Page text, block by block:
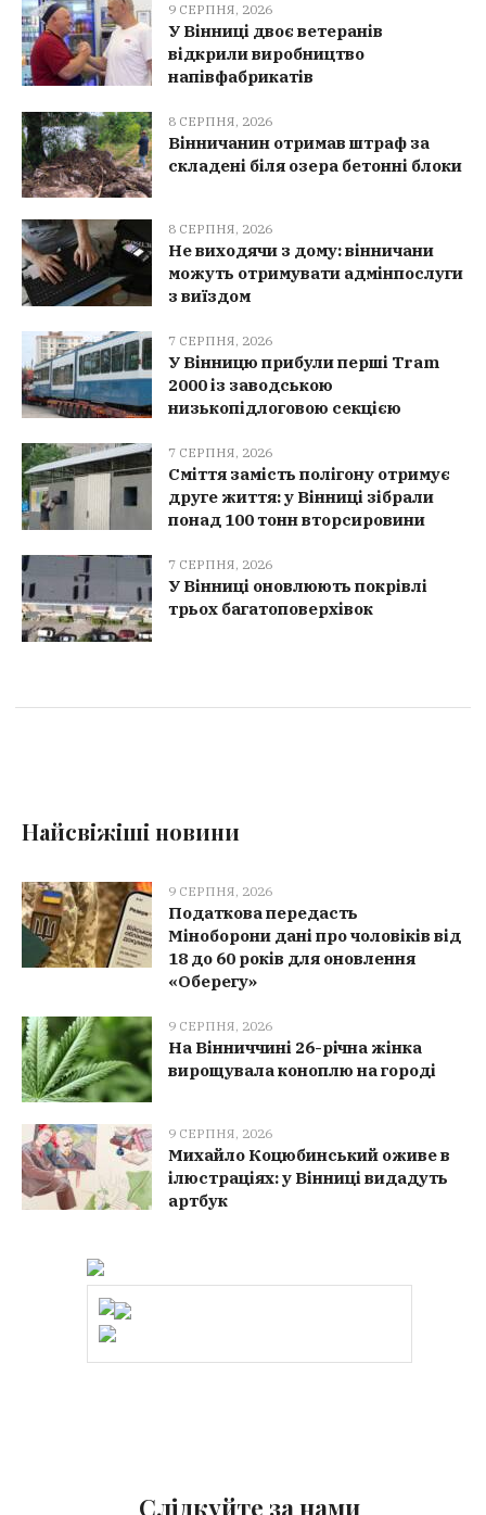
9 СЕРПНЯ, 2026
У Вінниці двоє ветеранів
відкрили виробництво
напівфабрикатів
8 СЕРПНЯ, 2026
Вінничанин отримав штраф за
складені біля озера бетонні блоки
8 СЕРПНЯ, 2026
Не виходячи з дому: вінничани
можуть отримувати адмінпослуги
з виїздом
7 СЕРПНЯ, 2026
У Вінницю прибули перші Tram
2000 із заводською
низькопідлоговою секцією
7 СЕРПНЯ, 2026
Сміття замість полігону отримує
друге життя: у Вінниці зібрали
понад 100 тонн вторсировини
7 СЕРПНЯ, 2026
У Вінниці оновлюють покрівлі
трьох багатоповерхівок
Найсвіжіші новини
9 СЕРПНЯ, 2026
Податкова передасть
Міноборони дані про чоловіків від
18 до 60 років для оновлення
«Оберегу»
9 СЕРПНЯ, 2026
На Вінниччині 26-річна жінка
вирощувала коноплю на городі
9 СЕРПНЯ, 2026
Михайло Коцюбинський оживе в
ілюстраціях: у Вінниці видадуть
артбук
Слідкуйте за нами